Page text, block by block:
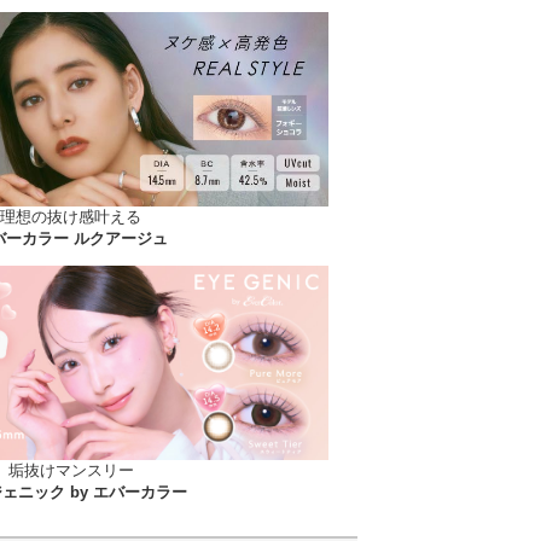
理想の抜け感叶える
ーカラー ルクアージュ
垢抜けマンスリー
ニック by エバーカラー